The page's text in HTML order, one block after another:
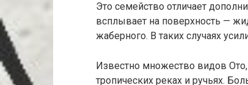
Это семейство отличает
всплывает на поверхность —
жаберного. В таких случаях
Известно множество видов
тропических реках и ручьях.